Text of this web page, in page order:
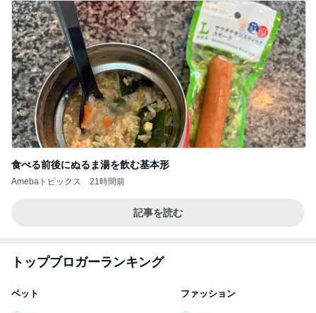
食べる前後にぬるま湯を飲む基本形
Amebaトピックス 21時間前
記事を読む
トップブロガーランキング
ペット ファッション